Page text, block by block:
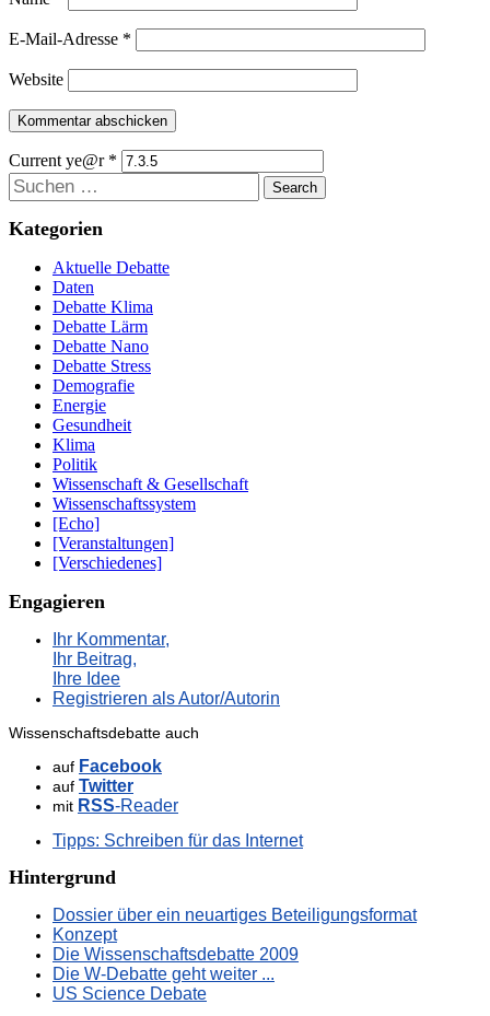
E-Mail-Adresse *
Website
Current ye@r *
Suchen
Kategorien
Aktuelle Debatte
Daten
Debatte Klima
Debatte Lärm
Debatte Nano
Debatte Stress
Demografie
Energie
Gesundheit
Klima
Politik
Wissenschaft & Gesellschaft
Wissenschaftssystem
[Echo]
[Veranstaltungen]
[Verschiedenes]
Engagieren
Ihr Kommentar,
Ihr Beitrag,
Ihre Idee
Registrieren als Autor/Autorin
Wissenschaftsdebatte auch
auf Facebook
auf Twitter
mit RSS-Reader
Tipps: Schreiben für das Internet
Hintergrund
Dossier über ein neuartiges Beteiligungsformat
Konzept
Die Wissenschaftsdebatte 2009
Die W-Debatte geht weiter ...
US Science Debate